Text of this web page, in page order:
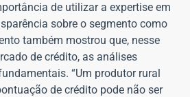
de utilizar a expertise em
sobre o segmento como
também mostrou que, nesse
de crédito, as análises
“Um produtor rural
de crédito pode não ser